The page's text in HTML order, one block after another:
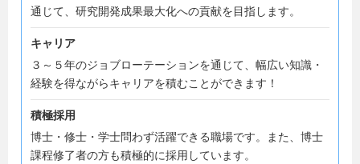
通じて、研究開発成果最大化への貢献を目指します。
キャリア
３～５年のジョブローテーションを通じて、幅広い知識・
経験を得ながらキャリアを積むことができます！
積極採用
博士・修士・学士問わず活躍できる職場です。また、博士
課程修了者の方も積極的に採用しています。